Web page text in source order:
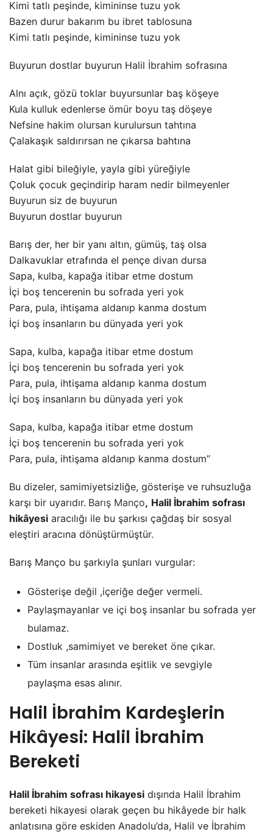
Kimi tatlı peşinde, kimininse tuzu yok
Bazen durur bakarım bu ibret tablosuna
Kimi tatlı peşinde, kimininse tuzu yok
Buyurun dostlar buyurun Halil İbrahim sofrasına
Alnı açık, gözü toklar buyursunlar baş köşeye
Kula kulluk edenlerse ömür boyu taş döşeye
Nefsine hakim olursan kurulursun tahtına
Çalakaşık saldırırsan ne çıkarsa bahtına
Halat gibi bileğiyle, yayla gibi yüreğiyle
Çoluk çocuk geçindirip haram nedir bilmeyenler
Buyurun siz de buyurun
Buyurun dostlar buyurun
Barış der, her bir yanı altın, gümüş, taş olsa
Dalkavuklar etrafında el pençe divan dursa
Sapa, kulba, kapağa itibar etme dostum
İçi boş tencerenin bu sofrada yeri yok
Para, pula, ihtişama aldanıp kanma dostum
İçi boş insanların bu dünyada yeri yok
Sapa, kulba, kapağa itibar etme dostum
İçi boş tencerenin bu sofrada yeri yok
Para, pula, ihtişama aldanıp kanma dostum
İçi boş insanların bu dünyada yeri yok
Sapa, kulba, kapağa itibar etme dostum
İçi boş tencerenin bu sofrada yeri yok
Para, pula, ihtişama aldanıp kanma dostum’’
Bu dizeler, samimiyetsizliğe, gösterişe ve ruhsuzluğa
karşı bir uyarıdır. Barış Manço, Halil İbrahim sofrası
hikâyesi aracılığı ile bu şarkısı çağdaş bir sosyal
eleştiri aracına dönüştürmüştür.
Barış Manço bu şarkıyla şunları vurgular:
Gösterişe değil ,içeriğe değer vermeli.
Paylaşmayanlar ve içi boş insanlar bu sofrada yer
bulamaz.
Dostluk ,samimiyet ve bereket öne çıkar.
Tüm insanlar arasında eşitlik ve sevgiyle
paylaşma esas alınır.
Halil İbrahim Kardeşlerin
Hikâyesi: Halil İbrahim
Bereketi
Halil İbrahim sofrası hikayesi dışında Halil İbrahim
bereketi hikayesi olarak geçen bu hikâyede bir halk
anlatısına göre eskiden Anadolu’da, Halil ve İbrahim